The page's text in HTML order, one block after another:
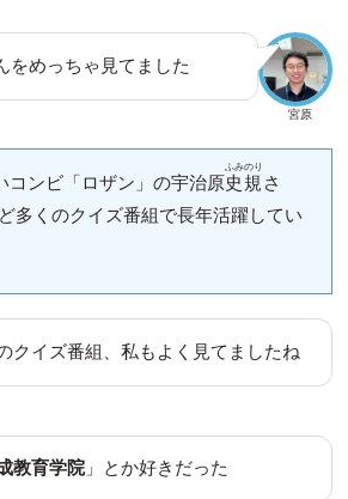
宮原
めっちゃ見てました
コンビ「ロザン」の宇治原史規
ふみのり
さ
多くのクイズ番組で長年活躍してい
クイズ番組、私もよく見てましたね
教育学院」とか好きだった